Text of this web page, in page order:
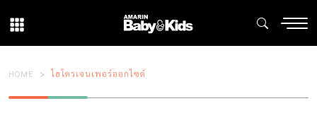
HOME ไฮโดรเจนเพอร์ออกไซด์